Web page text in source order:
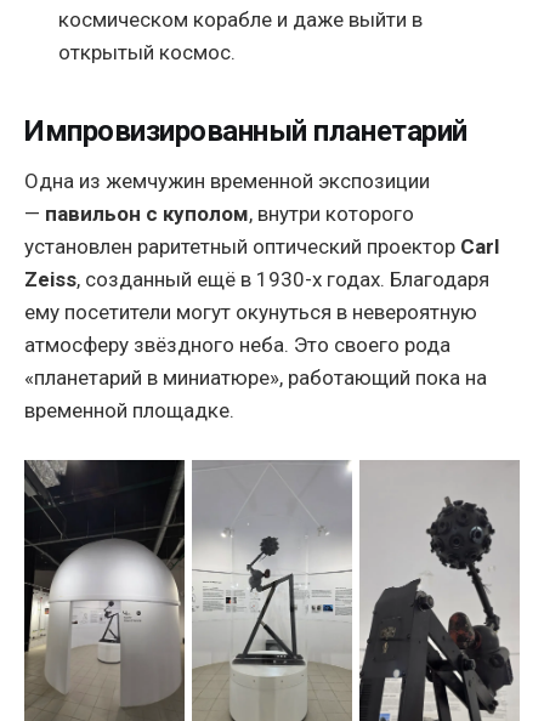
космическом корабле и даже выйти в
открытый космос.
Импровизированный планетарий
Одна из жемчужин временной экспозиции
— павильон с куполом, внутри которого
установлен раритетный оптический проектор Carl
Zeiss, созданный ещё в 1930-х годах. Благодаря
ему посетители могут окунуться в невероятную
атмосферу звёздного неба. Это своего рода
«планетарий в миниатюре», работающий пока на
временной площадке.